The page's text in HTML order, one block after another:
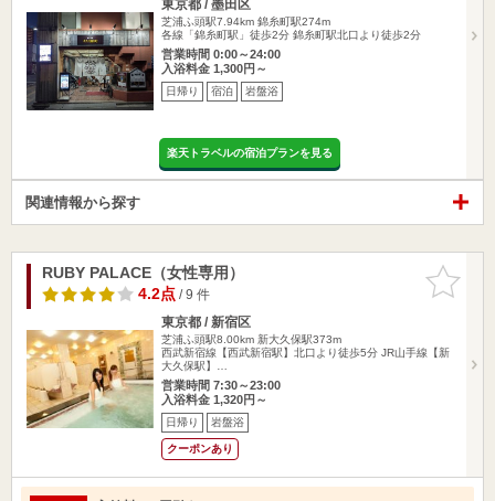
東京都 / 墨田区
芝浦ふ頭駅7.94km 錦糸町駅274m
各線「錦糸町駅」徒歩2分 錦糸町駅北口より徒歩2分
営業時間 0:00～24:00
入浴料金 1,300円～
日帰り 宿泊 岩盤浴
楽天トラベルの宿泊プランを見る
関連情報から探す
お気に入
りに追加
RUBY PALACE（女性専用）
4.2点/ 9 件
東京都 / 新宿区
芝浦ふ頭駅8.00km 新大久保駅373m
西武新宿線【西武新宿駅】北口より徒歩5分 JR山手線【新
大久保駅】…
営業時間 7:30～23:00
入浴料金 1,320円～
日帰り 岩盤浴
クーポンあり